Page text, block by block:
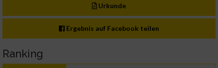
Urkunde
Ergebnis auf Facebook teilen
Ranking